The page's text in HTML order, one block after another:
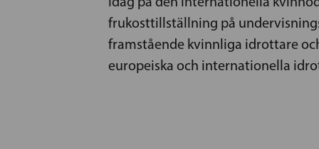
frukosttillställning på
framstående kvinnliga idrottare
europeiska och internationella